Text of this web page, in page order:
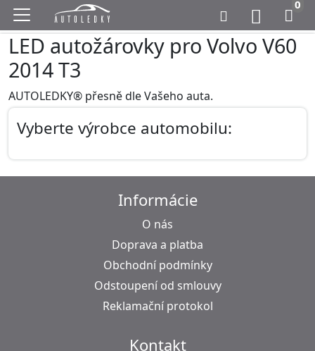
0
LED autožárovky pro Volvo V60
2014 T3
AUTOLEDKY® přesně dle Vašeho auta.
Vyberte výrobce automobilu:
Informácie
O nás
Doprava a platba
Obchodní podmínky
Odstoupení od smlouvy
Reklamační protokol
Kontakt